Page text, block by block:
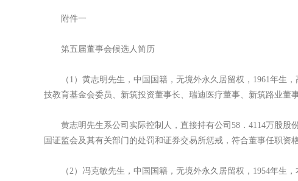
附件一
第五届董事会候选人简历
（1）黄志明先生，中国国籍，无境外永久居留权，1961年生，
技教育基金会委员、新筑投资董事长、瑞迪医疗董事、新筑路业董
黄志明先生系公司实际控制人，直接持有公司58．4114万股股
国证监会及其有关部门的处罚和证券交易所惩戒，符合董事任职资格
（2）冯克敏先生，中国国籍，无境外永久居留权，1954年生，